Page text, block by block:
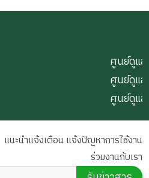
ศูนย์ดูแ
ศูนย์ดูแ
ศูนย์ดูแ
แนะนำแจ้งเตือน แจ้งปัญหาการใช้งาน
ร่วมงานกับเรา